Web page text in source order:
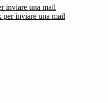
inviare una mail
per inviare una mail